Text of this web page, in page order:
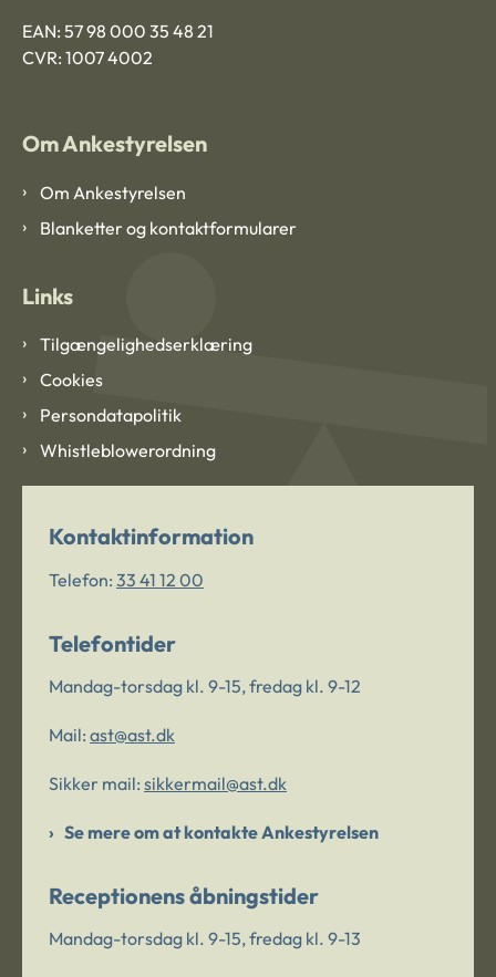
EAN: 57 98 000 35 48 21
CVR: 1007 4002
Om Ankestyrelsen
Om Ankestyrelsen
Blanketter og kontaktformularer
Links
Tilgængelighedserklæring
Cookies
Persondatapolitik
Whistleblowerordning
Kontaktinformation
Telefon: 33 41 12 00
Telefontider
Mandag-torsdag kl. 9-15, fredag kl. 9-12
Mail: ast@ast.dk
Sikker mail: sikkermail@ast.dk
Se mere om at kontakte Ankestyrelsen
Receptionens åbningstider
Mandag-torsdag kl. 9-15, fredag kl. 9-13